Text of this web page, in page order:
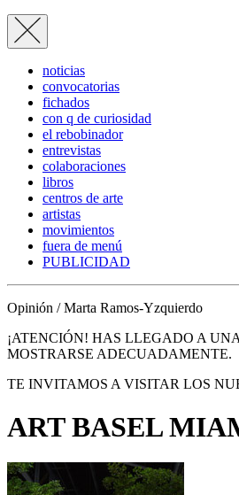
noticias
convocatorias
fichados
con q de curiosidad
el rebobinador
entrevistas
colaboraciones
libros
centros de arte
artistas
movimientos
fuera de menú
PUBLICIDAD
Opinión / Marta Ramos-Yzquierdo
¡ATENCIÓN! HAS LLEGADO A
MOSTRARSE ADECUADAMENTE.
TE INVITAMOS A VISITAR LOS
ART BASEL